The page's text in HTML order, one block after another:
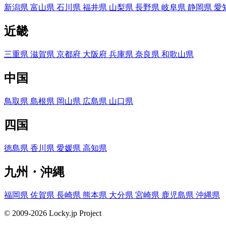
新潟県 富山県 石川県 福井県 山梨県 長野県 岐阜県 静岡県 愛
近畿
三重県 滋賀県 京都府 大阪府 兵庫県 奈良県 和歌山県
中国
鳥取県 島根県 岡山県 広島県 山口県
四国
徳島県 香川県 愛媛県 高知県
九州・沖縄
福岡県 佐賀県 長崎県 熊本県 大分県 宮崎県 鹿児島県 沖縄県
© 2009-2026 Locky.jp Project